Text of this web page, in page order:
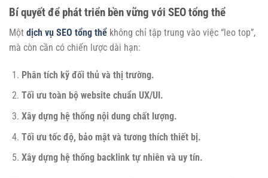
Bí quyết để phát triển bền vững với SEO tổng thể
Một dịch vụ SEO tổng thể không chỉ tập trung vào việc “leo top”,
mà còn cần có chiến lược dài hạn:
Phân tích kỹ đối thủ và thị trường.
Tối ưu toàn bộ website chuẩn UX/UI.
Xây dựng hệ thống nội dung chất lượng.
Tối ưu tốc độ, bảo mật và tương thích thiết bị.
Xây dựng hệ thống backlink tự nhiên và uy tín.